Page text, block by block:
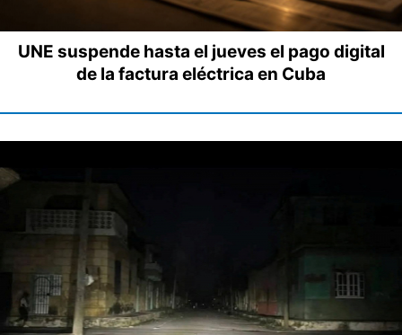
UNE suspende hasta el jueves el pago digital
de la factura eléctrica en Cuba